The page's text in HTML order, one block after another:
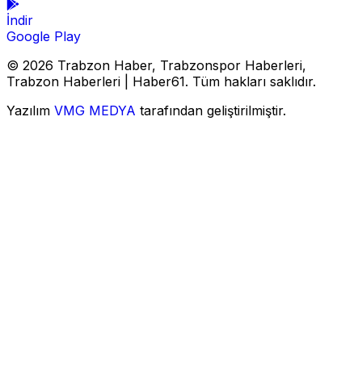
İndir
Google Play
© 2026 Trabzon Haber, Trabzonspor Haberleri,
Trabzon Haberleri | Haber61. Tüm hakları saklıdır.
Yazılım VMG MEDYA tarafından geliştirilmiştir.